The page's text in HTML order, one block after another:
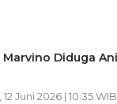
Diduga
Juni 2026 | 10:35 WIB